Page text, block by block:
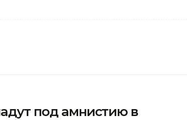
под амнистию в